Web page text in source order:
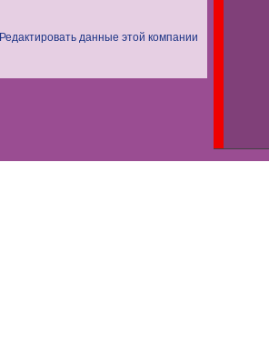
Редактировать данные этой компании